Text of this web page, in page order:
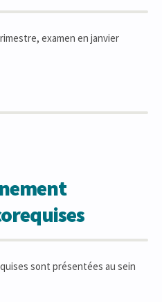
examen en janvier
sont présentées au sein